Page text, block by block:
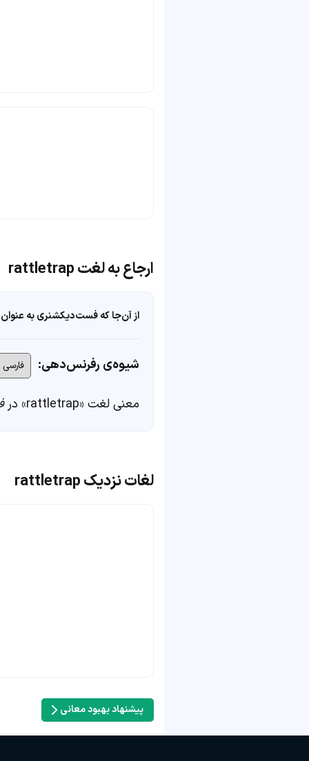
ارجاع به لغت rattletrap
از آن‌جا که فست‌دیکشنری به
شیوه‌ی رفرنس‌دهی:
معنی لغت «rattletrap» در
لغات نزدیک rattletrap
پیشنهاد بهبود معانی